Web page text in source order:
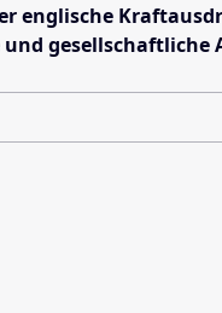
englische